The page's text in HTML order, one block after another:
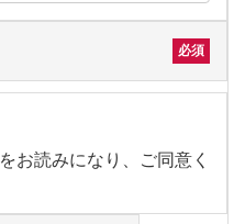
をお読みになり、ご同意く